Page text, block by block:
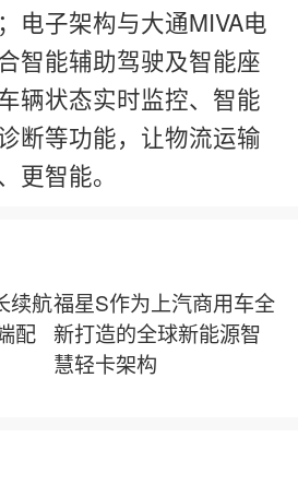
电子架构与大通MIVA电
智能辅助驾驶及智能座
辆状态实时监控、智能
断等功能，让物流运输
更智能。
续航
配
福星S作为上汽商用车全
新打造的全球新能源智
慧轻卡架构